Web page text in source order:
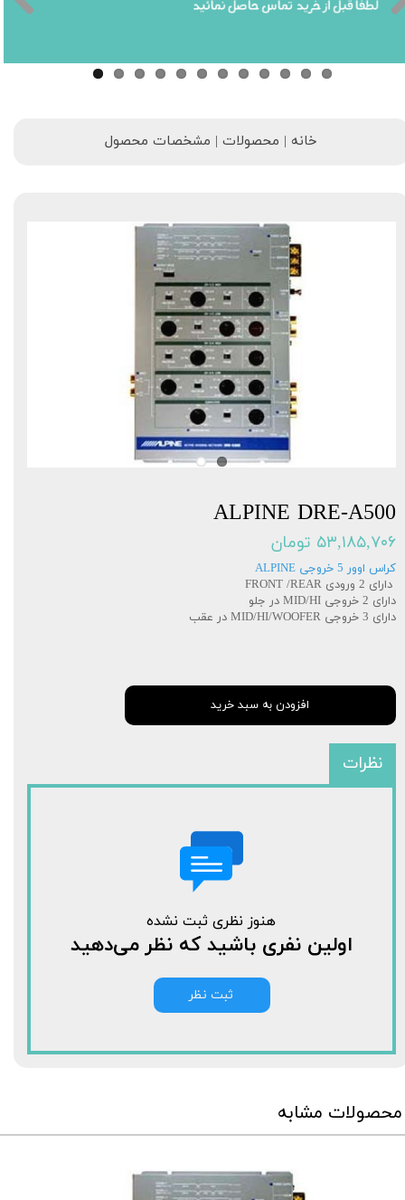
خانه | محصولات | مشخصات محصول
ALPINE DRE-A500
۵۳,۱۸۵,۷۰۶ تومان
کراس اوور 5 خروجی ALPINE
دارای 2 ورودی FRONT /REAR
دارای 2 خروجی MID/HI در جلو
دارای 3 خروجی MID/HI/WOOFER در عقب
افزودن به سبد خرید
نظرات
هنوز نظری ثبت نشده
اولین نفری باشید که نظر می‌دهید
ثبت نظر
محصولات مشابه